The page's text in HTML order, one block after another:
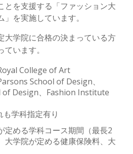
とを支援する「ファッション大
を実施しています。
大学院に合格の決まっている方
ています。
College of Art
School of Design、
of Design、Fashion Institute
学科指定有り
める学科コース期間（最長2
大学院が定める健康保険料、大